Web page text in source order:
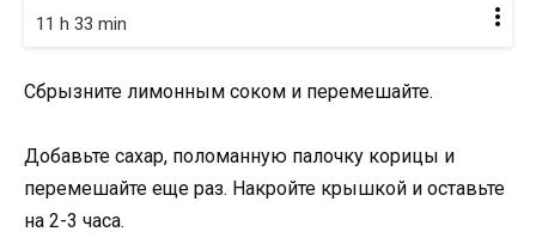
11 h 33 min
Сбрызните лимонным соком и перемешайте.
Добавьте сахар, поломанную палочку корицы и
перемешайте еще раз. Накройте крышкой и оставьте
на 2-3 часа.